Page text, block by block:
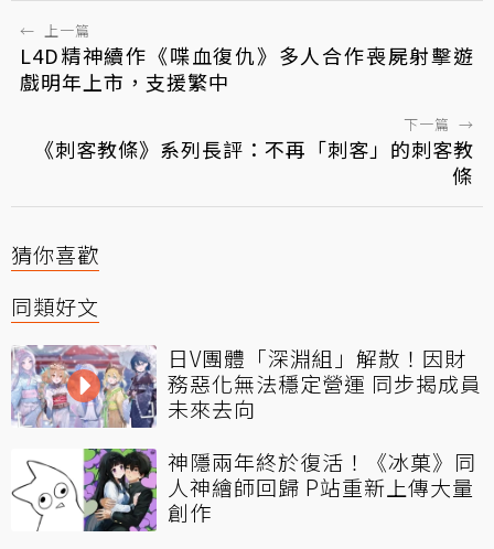
← 上一篇
L4D精神續作《喋血復仇》多人合作喪屍射擊遊
戲明年上市，支援繁中
下一篇 →
《刺客教條》系列長評：不再「刺客」的刺客教
條
猜你喜歡
同類好文
日V團體「深淵組」解散！因財
務惡化無法穩定營運 同步揭成員
未來去向
神隱兩年終於復活！《冰菓》同
人神繪師回歸 P站重新上傳大量
創作